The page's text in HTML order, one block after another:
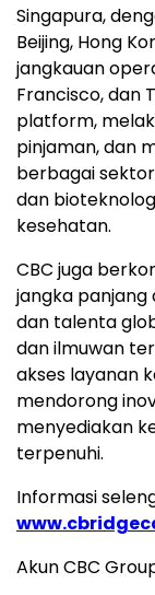
Singapura,
Beijing, Hong
jangkauan
Francisco, dan
platform,
pinjaman, dan
berbagai
dan
kesehatan.
CBC juga
jangka panjang
dan talenta
dan ilmuwan
akses layanan
mendorong
menyediakan
terpenuhi.
Informasi
Akun CBC